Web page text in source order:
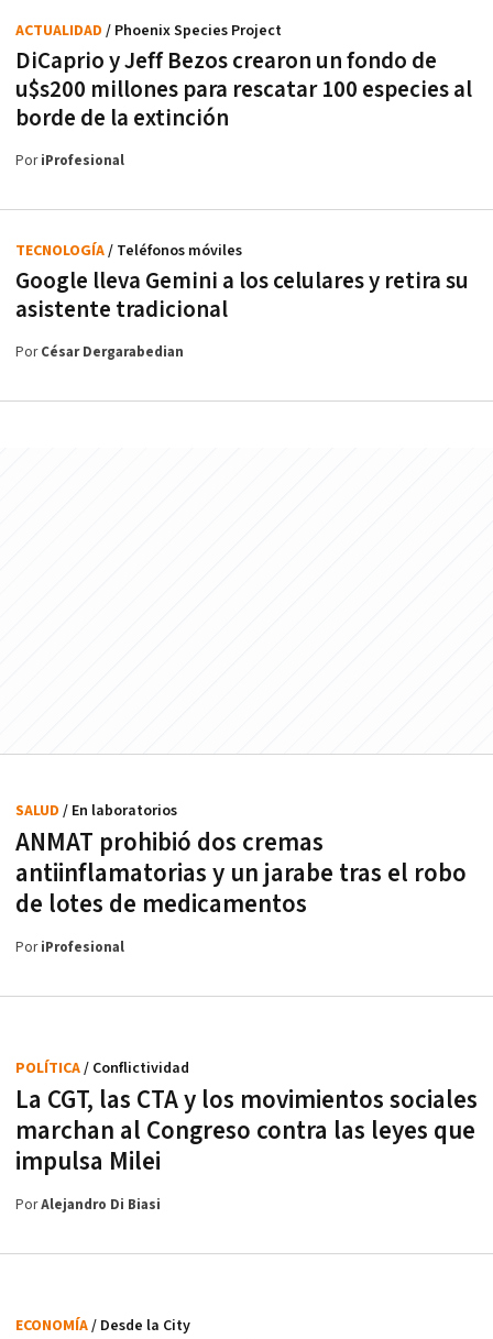
DiCaprio y Jeff Bezos crearon un fondo de
u$s200 millones para rescatar 100 especies al
borde de la extinción
ACTUALIDAD / Phoenix Species Project
PoriProfesional
Google lleva Gemini a los celulares y retira su
asistente tradicional
TECNOLOGÍA/ Teléfonos móviles
PorCésar Dergarabedian
ANMAT prohibió dos cremas
antiinflamatorias y un jarabe tras el robo
de lotes de medicamentos
SALUD / En laboratorios
PoriProfesional
La CGT, las CTA y los movimientos sociales
marchan al Congreso contra las leyes que
impulsa Milei
POLÍTICA/ Conflictividad
PorAlejandro Di Biasi
ECONOMÍA/ Desde la City